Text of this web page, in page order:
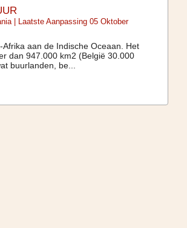
| Laatste Aanpassing 05 Oktober
aan de Indische Oceaan. Het
dan 947.000 km2 (België 30.000
buurlanden, be...